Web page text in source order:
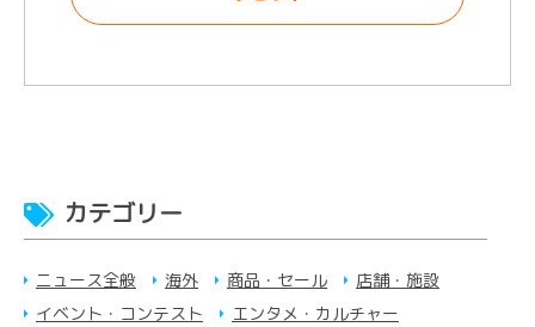
カテゴリー
ニュース全般 海外 商品・セール
店舗・施設
イベント・コンテスト
エンタメ・カルチャー